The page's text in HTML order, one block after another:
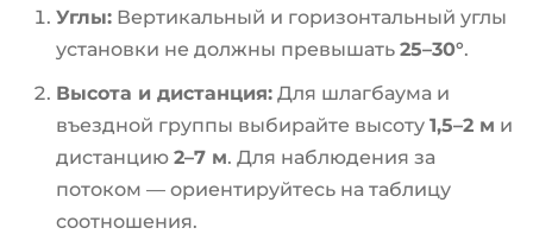
Углы: Вертикальный и горизонтальный углы
установки не должны превышать 25–30°.
Высота и дистанция: Для шлагбаума и
въездной группы выбирайте высоту 1,5–2 м и
дистанцию 2–7 м. Для наблюдения за
потоком — ориентируйтесь на таблицу
соотношения.